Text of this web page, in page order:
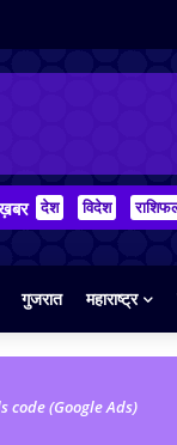
देश विदेश
गुजरात महाराष्ट्र
code (Google Ads)